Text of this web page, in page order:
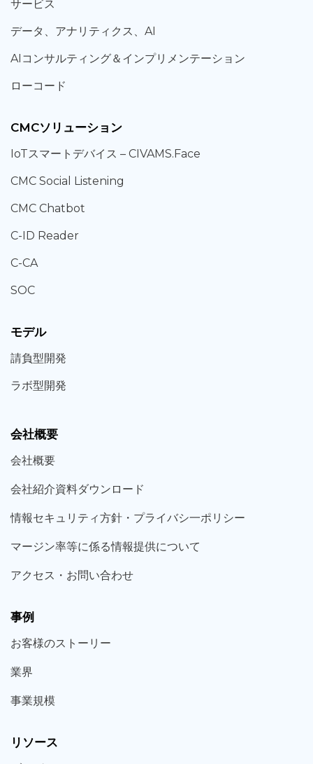
サービス
データ、 アナリティクス、 AI
AIコンサルティング＆ インプリメンテーション
ローコード
CMCソリューション
IoTスマートデバイス – CIVAMS.Face
CMC Social Listening
CMC Chatbot
C-ID Reader
C-CA
SOC
モデル
請負型開発
ラボ型開発
会社概要
会社概要
会社紹介資料ダウンロード
情報セキュリティ方針・プライバシ一ポリシー
マージン率等に係る情報提供について
アクセス・お問い合わせ
事例
お客様のストーリー
業界
事業規模
リソース